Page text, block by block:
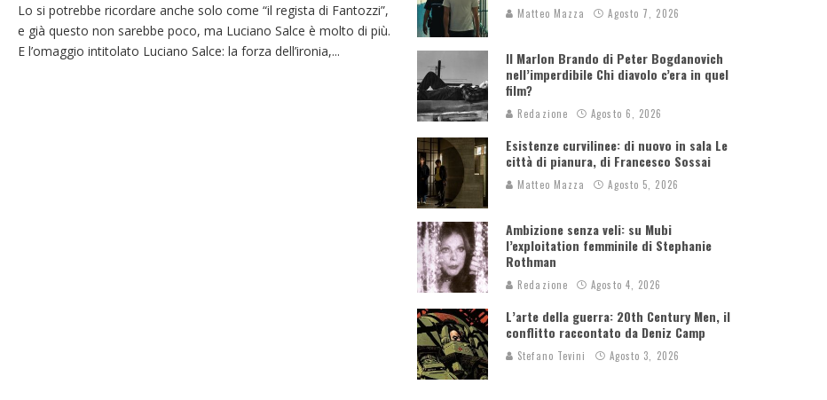
Lo si potrebbe ricordare anche solo come “il regista di Fantozzi”,
e già questo non sarebbe poco, ma Luciano Salce è molto di più.
E l’omaggio intitolato Luciano Salce: la forza dell’ironia,...
Matteo Mazza Agosto 7, 2026
Il Marlon Brando di Peter Bogdanovich
nell’imperdibile Chi diavolo c’era in quel
film?
Redazione Agosto 6, 2026
Esistenze curvilinee: di nuovo in sala Le
città di pianura, di Francesco Sossai
Matteo Mazza Agosto 5, 2026
Ambizione senza veli: su Mubi
l’exploitation femminile di Stephanie
Rothman
Redazione Agosto 4, 2026
L’arte della guerra: 20th Century Men, il
conflitto raccontato da Deniz Camp
Stefano Tevini Agosto 3, 2026